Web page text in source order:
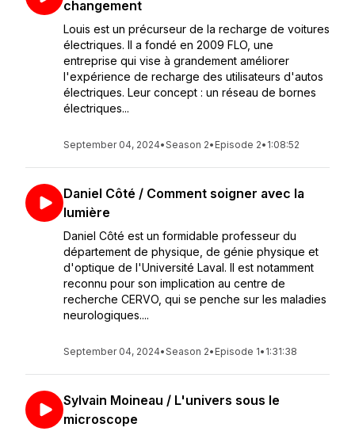
changement
Louis est un précurseur de la recharge de voitures
électriques. Il a fondé en 2009 FLO, une
entreprise qui vise à grandement améliorer
l'expérience de recharge des utilisateurs d'autos
électriques. Leur concept : un réseau de bornes
électriques...
September 04, 2024•Season 2• Episode 2• 1:08:52
Daniel Côté / Comment soigner avec la
lumière
Daniel Côté est un formidable professeur du
département de physique, de génie physique et
d'optique de l'Université Laval. Il est notamment
reconnu pour son implication au centre de
recherche CERVO, qui se penche sur les maladies
neurologiques....
September 04, 2024•Season 2• Episode 1• 1:31:38
Sylvain Moineau / L'univers sous le
microscope